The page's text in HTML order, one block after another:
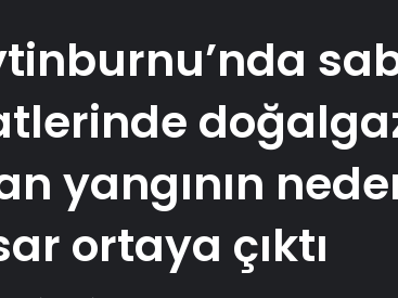
yangının
ortaya çıktı